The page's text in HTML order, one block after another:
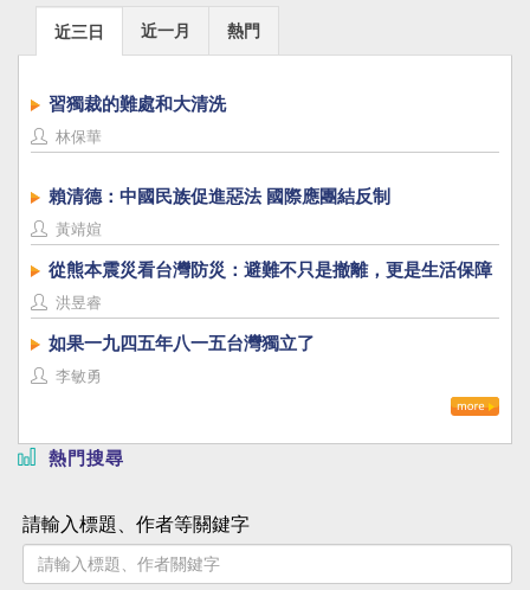
近三日 近一月 熱門
習獨裁的難處和大清洗
林保華
賴清德：中國民族促進惡法 國際應團結反制
黃靖媗
從熊本震災看台灣防災：避難不只是撤離，更是生活保障
洪昱睿
如果一九四五年八一五台灣獨立了
李敏勇
熱門搜尋
請輸入標題、作者等關鍵字